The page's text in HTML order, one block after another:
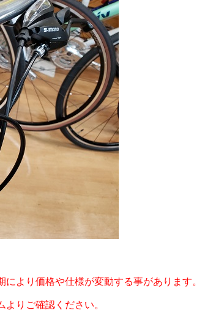
より価格や仕様が変動する事があります。
りご確認ください。